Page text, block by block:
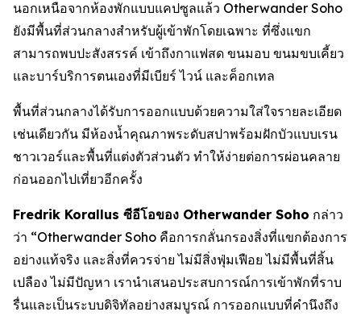
นอกเหนือจากห้องพักแบบแคปซูลแล้ว Otherwander Soho
ยังมีพื้นที่ส่วนกลางสำหรับผู้เข้าพักโดยเฉพาะ ที่ซึ่งแขก
สามารถพบปะสังสรรค์ เข้าถึงกาแฟสด ขนมอบ ขนมขบเคี้ยว
และบาร์บริการตนเองที่มีเบียร์ ไวน์ และค็อกเทล
พื้นที่ส่วนกลางได้รับการออกแบบด้วยความใส่ใจรายละเอียด
เช่นเดียวกัน มีห้องน้ำคุณภาพระดับสปาพร้อมฝักบัวแบบเรน
ชาวเวอร์และพื้นที่แต่งตัวส่วนตัว ทำให้ง่ายต่อการผ่อนคลาย
ก่อนออกไปเที่ยวอีกครั้ง
Fredrik Korallus ซีอีโอของ Otherwander Soho กล่าว
ว่า “Otherwander Soho คือการกลั่นกรองสิ่งที่แขกต้องการ
อย่างแท้จริง และสิ่งที่ควรจ่าย ไม่มีสิ่งฟุ่มเฟือย ไม่มีพื้นที่สิ้น
เปลือง ไม่มีปัญหา เรานำเสนอประสบการณ์การเข้าพักที่ราบ
รื่นและเป็นระบบดิจิทัลอย่างสมบูรณ์ การออกแบบที่คำนึงถึง